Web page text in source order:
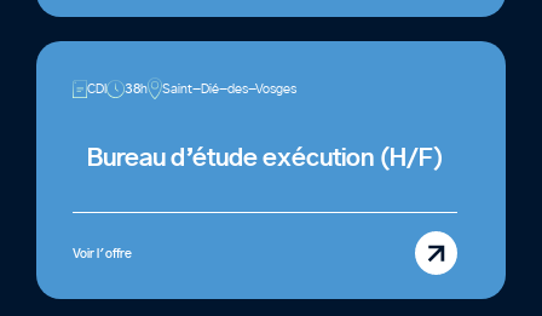
CDI 38h Saint-Dié-des-Vosges
Bureau d’étude exécution (H/F)
Voir l'offre